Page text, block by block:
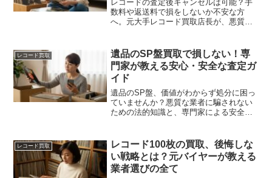
レコードの査定後キャンセルは可能？手
数料や返送料で損をしないか不安な方
へ。元大手レコード買取店長が、悪質業
ードを安心して手放すための知識が身に
つきます。
レコード買取
遺品のSP盤買取で損しない！専
門家が教える安心・安全な査定ガ
イド
遺品のSP盤、価値がわからず処分に困っ
ていませんか？悪質な業者に騙されない
ための法的知識と、専門家による安全な
レコード買取
レコード100枚の買取、後悔しな
い戦略とは？元バイヤーが教える
業者選びの全て